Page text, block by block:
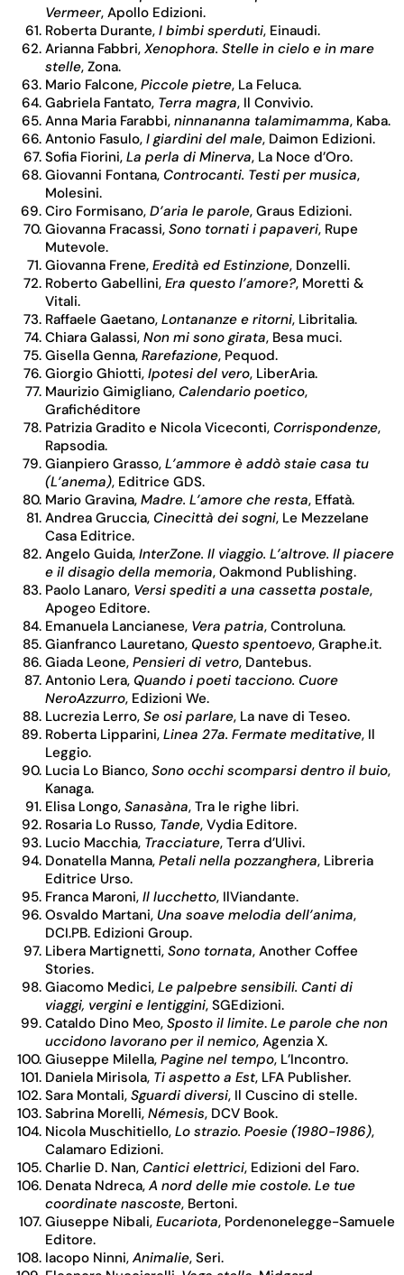
Vermeer, Apollo Edizioni.
Roberta Durante, I bimbi sperduti, Einaudi.
Arianna Fabbri, Xenophora. Stelle in cielo e in mare
stelle, Zona.
Mario Falcone, Piccole pietre, La Feluca.
Gabriela Fantato, Terra magra, Il Convivio.
Anna Maria Farabbi, ninnananna talamimamma, Kaba.
Antonio Fasulo, I giardini del male, Daimon Edizioni.
Sofia Fiorini, La perla di Minerva, La Noce d’Oro.
Giovanni Fontana, Controcanti. Testi per musica,
Molesini.
Ciro Formisano, D’aria le parole, Graus Edizioni.
Giovanna Fracassi, Sono tornati i papaveri, Rupe
Mutevole.
Giovanna Frene, Eredità ed Estinzione, Donzelli.
Roberto Gabellini, Era questo l’amore?, Moretti &
Vitali.
Raffaele Gaetano, Lontananze e ritorni, Libritalia.
Chiara Galassi, Non mi sono girata, Besa muci.
Gisella Genna, Rarefazione, Pequod.
Giorgio Ghiotti, Ipotesi del vero, LiberAria.
Maurizio Gimigliano, Calendario poetico,
Grafichéditore
Patrizia Gradito e Nicola Viceconti, Corrispondenze,
Rapsodia.
Gianpiero Grasso, L’ammore è addò staie casa tu
(L’anema), Editrice GDS.
Mario Gravina, Madre. L’amore che resta, Effatà.
Andrea Gruccia, Cinecittà dei sogni, Le Mezzelane
Casa Editrice.
Angelo Guida, InterZone. Il viaggio. L’altrove. Il piacere
e il disagio della memoria, Oakmond Publishing.
Paolo Lanaro, Versi spediti a una cassetta postale,
Apogeo Editore.
Emanuela Lancianese, Vera patria, Controluna.
Gianfranco Lauretano, Questo spentoevo, Graphe.it.
Giada Leone, Pensieri di vetro, Dantebus.
Antonio Lera, Quando i poeti tacciono. Cuore
NeroAzzurro, Edizioni We.
Lucrezia Lerro, Se osi parlare, La nave di Teseo.
Roberta Lipparini, Linea 27a. Fermate meditative, Il
Leggio.
Lucia Lo Bianco, Sono occhi scomparsi dentro il buio,
Kanaga.
Elisa Longo, Sanasàna, Tra le righe libri.
Rosaria Lo Russo, Tande, Vydia Editore.
Lucio Macchia, Tracciature, Terra d’Ulivi.
Donatella Manna, Petali nella pozzanghera, Libreria
Editrice Urso.
Franca Maroni, Il lucchetto, IlViandante.
Osvaldo Martani, Una soave melodia dell’anima,
DCI.PB. Edizioni Group.
Libera Martignetti, Sono tornata, Another Coffee
Stories.
Giacomo Medici, Le palpebre sensibili. Canti di
viaggi, vergini e lentiggini, SGEdizioni.
Cataldo Dino Meo, Sposto il limite. Le parole che non
uccidono lavorano per il nemico, Agenzia X.
Giuseppe Milella, Pagine nel tempo, L’Incontro.
Daniela Mirisola, Ti aspetto a Est, LFA Publisher.
Sara Montali, Sguardi diversi, Il Cuscino di stelle.
Sabrina Morelli, Némesis, DCV Book.
Nicola Muschitiello, Lo strazio. Poesie (1980-1986),
Calamaro Edizioni.
Charlie D. Nan, Cantici elettrici, Edizioni del Faro.
Denata Ndreca, A nord delle mie costole. Le tue
coordinate nascoste, Bertoni.
Giuseppe Nibali, Eucariota, Pordenonelegge-Samuele
Editore.
Iacopo Ninni, Animalie, Seri.